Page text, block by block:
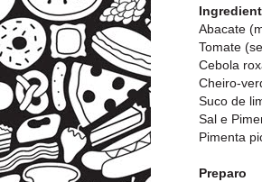
Abacate
Tomate
Cebola
Cheiro-
Suco de
Sal e
Pimenta
Preparo